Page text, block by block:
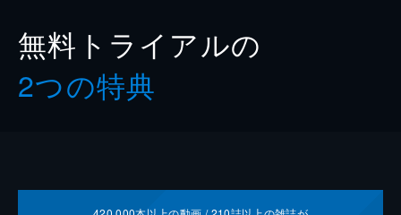
無料トライアルの
2つの特典